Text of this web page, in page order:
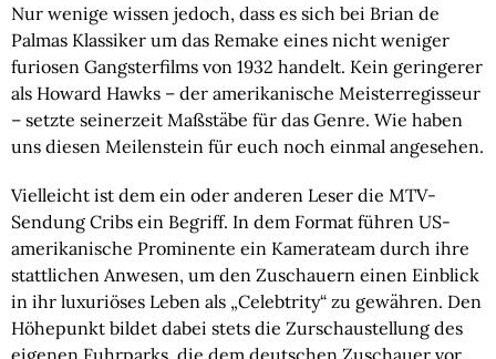
Nur wenige wissen jedoch, dass es sich bei Brian de
Palmas Klassiker um das Remake eines nicht weniger
furiosen Gangsterfilms von 1932 handelt. Kein geringerer
als Howard Hawks – der amerikanische Meisterregisseur
– setzte seinerzeit Maßstäbe für das Genre. Wie haben
uns diesen Meilenstein für euch noch einmal angesehen.
Vielleicht ist dem ein oder anderen Leser die MTV-
Sendung Cribs ein Begriff. In dem Format führen US-
amerikanische Prominente ein Kamerateam durch ihre
stattlichen Anwesen, um den Zuschauern einen Einblick
in ihr luxuriöses Leben als „Celebtrity“ zu gewähren. Den
Höhepunkt bildet dabei stets die Zurschaustellung des